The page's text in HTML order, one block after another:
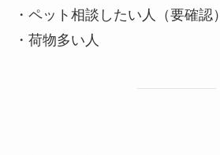
・ペット相談したい人（要確認）
・荷物多い人